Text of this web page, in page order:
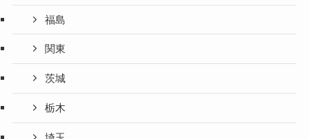
福島
関東
茨城
栃木